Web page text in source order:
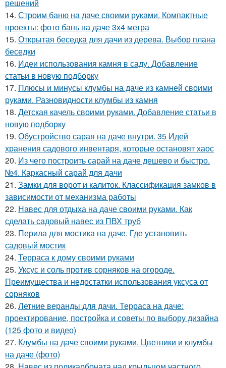
решений
14. Строим баню на даче своими руками. Компактные
проекты: фото бань на даче 3х4 метра
15. Открытая беседка для дачи из дерева. Выбор плана
беседки
16. Идеи использования камня в саду. Добавление
статьи в новую подборку
17. Плюсы и минусы клумбы на даче из камней своими
руками. Разновидности клумбы из камня
18. Детская качель своими руками. Добавление статьи в
новую подборку
19. Обустройство сарая на даче внутри. 35 Идей
хранения садового инвентаря, которые остановят хаос
20. Из чего построить сарай на даче дешево и быстро.
№4. Каркасный сарай для дачи
21. Замки для ворот и калиток. Классификация замков в
зависимости от механизма работы
22. Навес для отдыха на даче своими руками. Как
сделать садовый навес из ПВХ труб
23. Перила для мостика на даче. Где установить
садовый мостик
24. Терраса к дому своими руками
25. Уксус и соль против сорняков на огороде.
Преимущества и недостатки использования уксуса от
сорняков
26. Летние веранды для дачи. Терраса на даче:
проектирование, постройка и советы по выбору дизайна
(125 фото и видео)
27. Клумбы на даче своими руками. Цветники и клумбы
на даче (фото)